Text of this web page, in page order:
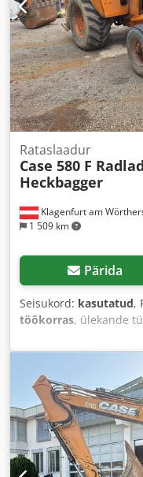
Klagenfurt am
1 509 km
Rataslaadur
Case 580 F
Heckbagger
Pärida
Seisukord: kasutatud,
töökorras, ülekande
registreerimine:10/